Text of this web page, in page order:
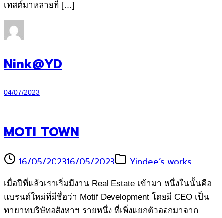
เทสต์มาหลายที่ […]
Nink@YD
04/07/2023
MOTI TOWN
16/05/202316/05/2023 Yindee’s works
เมื่อปีที่แล้วเราเริ่มมีงาน Real Estate เข้ามา หนึ่งในนั้นคือ
แบรนด์ใหม่ที่มีชื่อว่า Motif Development โดยมี CEO เป็น
ทายาทบริษัทอสังหาฯ รายหนึ่ง ที่เพิ่งแยกตัวออกมาจาก